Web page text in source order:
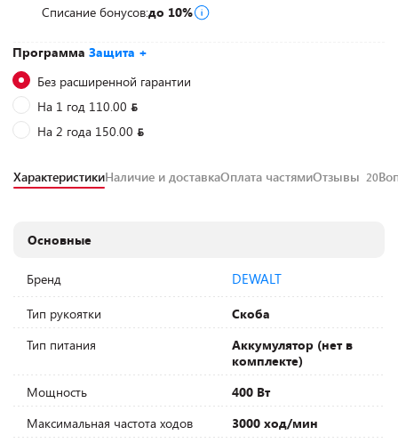
Программа Защита +
Без расширенной гарантии
На 1 год 110.00
На 2 года 150.00
Списание бонусов:до 10%
ХарактеристикиНаличие и доставкаОплата частямиОтзывы 20
Основные
Бренд DEWALT
Тип рукоятки
Скоба
Тип питания
Аккумулятор (нет в
комплекте)
Мощность
400 Вт
Максимальная частота ходов
3000 ход/мин